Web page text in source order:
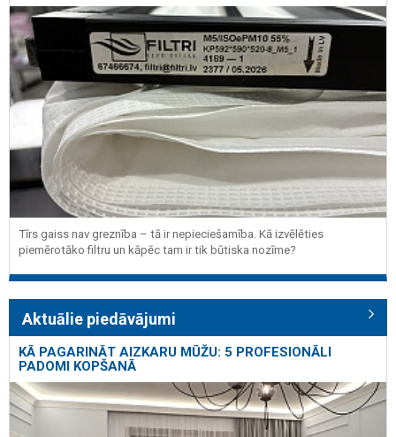
Tīrs gaiss nav greznība – tā ir nepieciešamība. Kā izvēlēties
piemērotāko filtru un kāpēc tam ir tik būtiska nozīme?
Aktuālie piedāvājumi
KĀ PAGARINĀT AIZKARU MŪŽU: 5 PROFESIONĀLI
PADOMI KOPŠANĀ